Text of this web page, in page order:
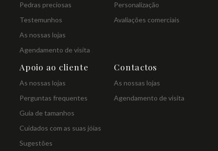
Pedras preciosas
Testemunhos
As nossas lojas
Agendamento de visita
Personalização
Avaliações comerciais
Apoio ao cliente
As nossas lojas
Perguntas frequentes
Guia de tamanhos
Cuidados com as suas jóias
Sugestões
Contactos
As nossas lojas
Agendamento de visita